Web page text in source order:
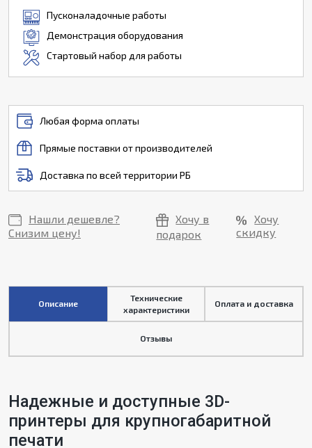
Пусконаладочные работы
Демонстрация оборудования
Стартовый набор для работы
Любая форма оплаты
Прямые поставки от производителей
Доставка по всей территории РБ
Нашли дешевле?
Снизим цену!
Хочу в
подарок
Хочу
скидку
Описание
Технические
характеристики
Оплата и доставка
Отзывы
Надежные и доступные 3D-
принтеры для крупногабаритной
печати